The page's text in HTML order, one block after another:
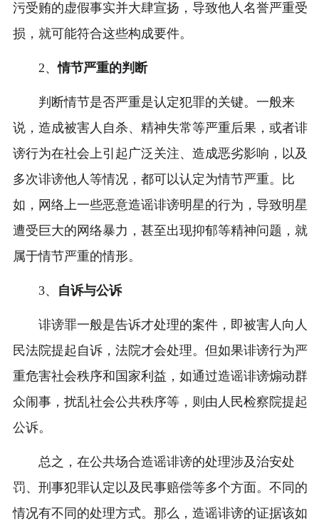
污受贿的虚假事实并大肆宣扬，导致他人名誉严重受
损，就可能符合这些构成要件。
2、情节严重的判断
判断情节是否严重是认定犯罪的关键。一般来
说，造成被害人自杀、精神失常等严重后果，或者诽
谤行为在社会上引起广泛关注、造成恶劣影响，以及
多次诽谤他人等情况，都可以认定为情节严重。比
如，网络上一些恶意造谣诽谤明星的行为，导致明星
遭受巨大的网络暴力，甚至出现抑郁等精神问题，就
属于情节严重的情形。
3、 自诉与公诉
诽谤罪一般是告诉才处理的案件，即被害人向人
民法院提起自诉，法院才会处理。但如果诽谤行为严
重危害社会秩序和国家利益，如通过造谣诽谤煽动群
众闹事，扰乱社会公共秩序等，则由人民检察院提起
公诉。
总之，在公共场合造谣诽谤的处理涉及治安处
罚、刑事犯罪认定以及民事赔偿等多个方面。不同的
情况有不同的处理方式。那么，造谣诽谤的证据该如